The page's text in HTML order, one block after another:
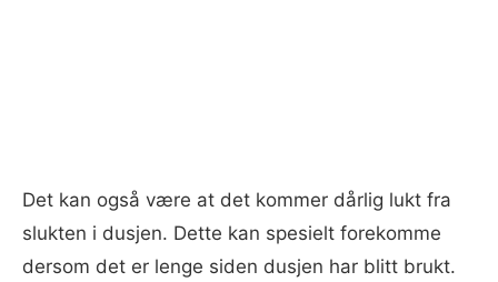
Det kan også være at det kommer dårlig lukt fra
slukten i dusjen. Dette kan spesielt forekomme
dersom det er lenge siden dusjen har blitt brukt.